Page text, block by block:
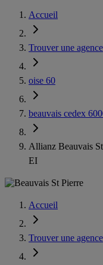
Accueil
Trouver une agence
oise 60
beauvais cedex
Allianz Beauvais
EI
Accueil
Trouver une agence